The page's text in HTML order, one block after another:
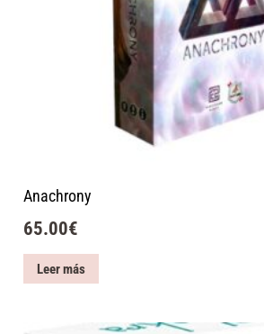
Anachrony
65.00€
Leer más